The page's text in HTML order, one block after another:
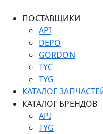
ПОСТАВЩИКИ
API
DEPO
GORDON
TYC
TYG
КАТАЛОГ
КАТАЛОГ БРЕНДОВ
API
TYG